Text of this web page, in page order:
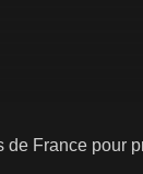
France pour